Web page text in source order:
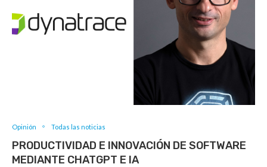
Opinión Todas las noticias
PRODUCTIVIDAD E INNOVACIÓN DE SOFTWARE
MEDIANTE CHATGPT E IA